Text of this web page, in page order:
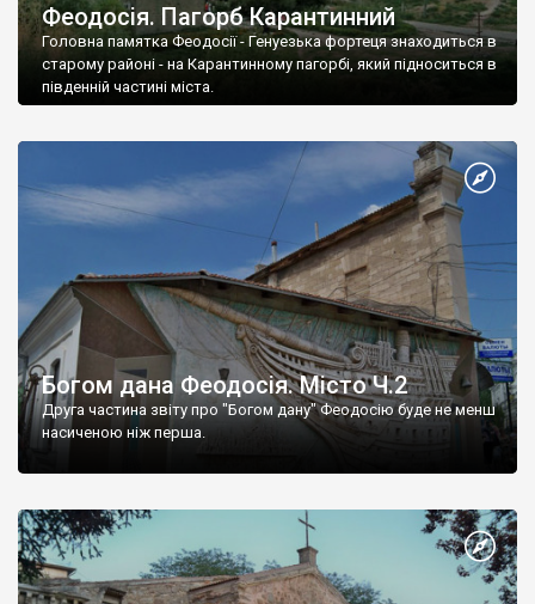
Феодосія. Пагорб Карантинний
Головна памятка Феодосії - Генуезька фортеця знаходиться в
старому районі - на Карантинному пагорбі, який підноситься в
південній частині міста.
Богом дана Феодосія. Місто Ч.2
Друга частина звіту про "Богом дану" Феодосію буде не менш
насиченою ніж перша.